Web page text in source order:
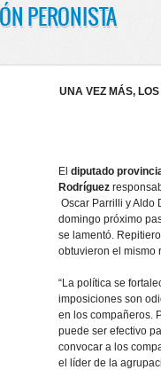
PERONISTA
UNA VEZ MÁS,
El diputado
Rodríguez
Oscar Parrilli y Aldo
domingo próximo
se lamentó.
obtuvieron el mismo
“La política se
imposiciones son
en los compañeros.
puede ser efectivo
convocar a los
el líder de la